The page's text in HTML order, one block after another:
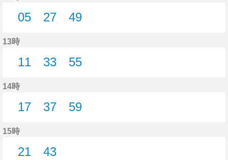
05
27
49
13時
11
33
55
14時
17
37
59
15時
21
43